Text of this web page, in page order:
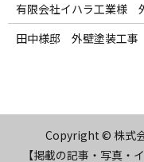
有限会社イハラ工業様
田中様邸 外壁塗装工事
Copyright © 株式
【掲載の記事・写真・